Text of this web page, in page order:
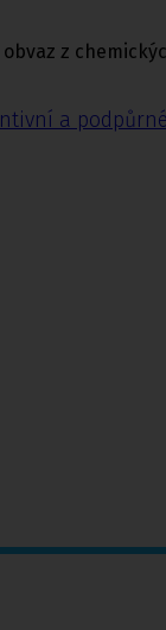
a
z